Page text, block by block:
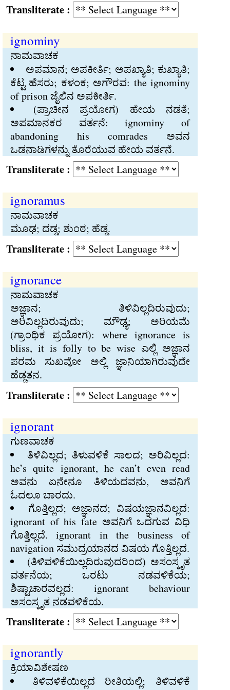
:
ignominy
ನಾಮವಾಚಕ
ಅಪಮಾನ; ಅಪಕೀರ್ತಿ; ಅಪಖ್ಯಾತಿ; ಕುಖ್ಯಾತಿ;
ಕೆಟ್ಟ ಹೆಸರು; ಕಳಂಕ; ಅಗೌರವ: the ignominy
of prison ಜೈಲಿನ ಅಪಕೀರ್ತಿ.
(ಪ್ರಾಚೀನ ಪ್ರಯೋಗ) ಹೇಯ ನಡತೆ;
ಅಪಮಾನಕರ ವರ್ತನೆ: ignominy of
abandoning his comrades ಅವನ
ಒಡನಾಡಿಗಳನ್ನು ತೊರೆಯುವ ಹೇಯ ವರ್ತನೆ.
:
ignoramus
ನಾಮವಾಚಕ
ಮೂಢ; ದಡ್ಡ; ಶುಂಠ; ಹೆಡ್ಡ.
:
ignorance
ನಾಮವಾಚಕ
ಅಜ್ಞಾನ; ತಿಳಿವಿಲ್ಲದಿರುವುದು;
ಅರಿವಿಲ್ಲದಿರುವುದು; ಮೌಢ್ಯ; ಅರಿಯಮೆ
(ಗ್ರಾಂಥಿಕ ಪ್ರಯೋಗ): where ignorance is
bliss, it is folly to be wise ಎಲ್ಲಿ ಅಜ್ಞಾನ
ಪರಮ ಸುಖವೋ ಅಲ್ಲಿ ಜ್ಞಾನಿಯಾಗಿರುವುದೇ
ಹೆಡ್ಡತನ.
:
ignorant
ಗುಣವಾಚಕ
ತಿಳಿವಿಲ್ಲದ; ತಿಳುವಳಿಕೆ ಸಾಲದ; ಅರಿವಿಲ್ಲದ:
he’s quite ignorant, he can’t even read
ಅವನು ಏನೇನೂ ತಿಳಿಯದವನು, ಅವನಿಗೆ
ಓದಲೂ ಬಾರದು.
ಗೊತ್ತಿಲ್ಲದ; ಅಜ್ಞಾನದ; ವಿಷಯಜ್ಞಾನವಿಲ್ಲದ:
ignorant of his fate ಅವನಿಗೆ ಒದಗುವ ವಿಧಿ
ಗೊತ್ತಿಲ್ಲದೆ. ignorant in the business of
navigation ಸಮುದ್ರಯಾನದ ವಿಷಯ ಗೊತ್ತಿಲ್ಲದ.
(ತಿಳಿವಳಿಕೆಯಿಲ್ಲದಿರುವುದರಿಂದ) ಅಸಂಸ್ಕೃತ
ವರ್ತನೆಯ; ಒರಟು ನಡವಳಿಕೆಯ;
ಶಿಷ್ಟಾಚಾರವಲ್ಲದ: ignorant behaviour
ಅಸಂಸ್ಕೃತ ನಡವಳಿಕೆಯ.
:
ignorantly
ಕ್ರಿಯಾವಿಶೇಷಣ
ತಿಳಿವಳಿಕೆಯಿಲ್ಲದ ರೀತಿಯಲ್ಲಿ; ತಿಳಿವಳಿಕೆ